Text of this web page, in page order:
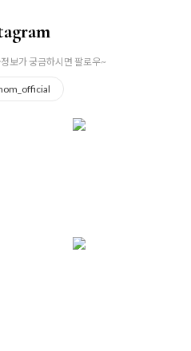
보가 궁금하시면 팔로우~